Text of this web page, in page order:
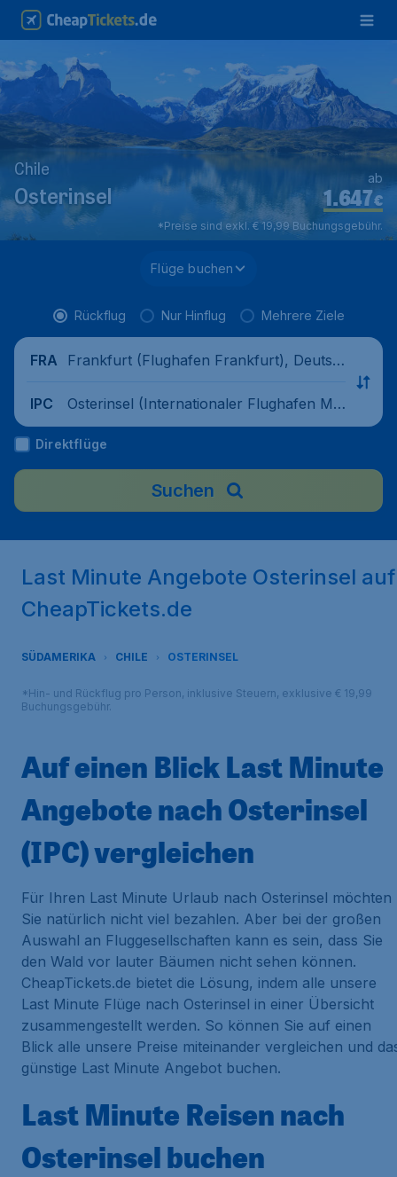
Chile
Osterinsel €
1.647
ab
*Preise sind exkl. € 19,99 Buchungsgebühr.
Flüge buchen
Rückflug Nur Hinflug Mehrere Ziele
FRA
Frankfurt (Flughafen Frankfurt), Deutsc
IPC
Osterinsel (Internationaler Flughafen Mat
averi), Chile
Direktflüge
Suchen
Last Minute Angebote Osterinsel auf
CheapTickets.de
SÜDAMERIKA CHILE OSTERINSEL
*Hin- und Rückflug pro Person, inklusive Steuern, exklusive € 19,99
Buchungsgebühr.
Auf einen Blick Last Minute
Angebote nach Osterinsel
(IPC) vergleichen
Für Ihren Last Minute Urlaub nach Osterinsel möchten
Sie natürlich nicht viel bezahlen. Aber bei der großen
Auswahl an Fluggesellschaften kann es sein, dass Sie
den Wald vor lauter Bäumen nicht sehen können.
CheapTickets.de bietet die Lösung, indem alle unsere
Last Minute Flüge nach Osterinsel in einer Übersicht
zusammengestellt werden. So können Sie auf einen
Blick alle unsere Preise miteinander vergleichen und
günstige Last Minute Angebot buchen.
Last Minute Reisen nach
Osterinsel buchen